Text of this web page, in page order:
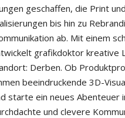
geschaffen, die Print
bis hin zu
ab. Mit einem
grafikdoktor kreative
Derben. Ob
beeindruckende 3D-
starte ein neues Abenteuer
und clevere